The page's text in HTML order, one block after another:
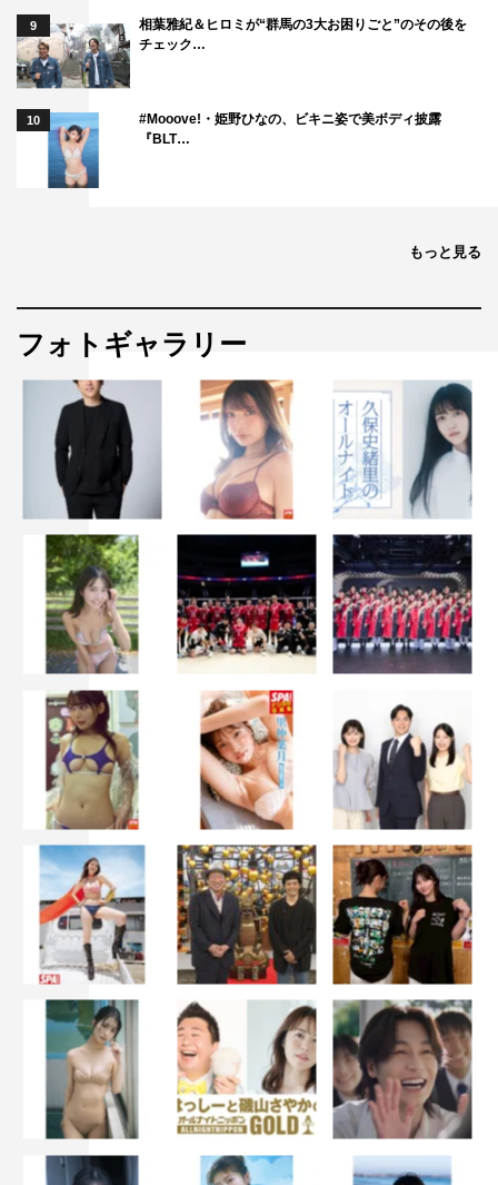
9
相葉雅紀＆ヒロミが“群馬の3大お困りごと”のその後を
チェック…
10
#Mooove!・姫野ひなの、ビキニ姿で美ボディ披露
『BLT…
もっと見る
フォトギャラリー